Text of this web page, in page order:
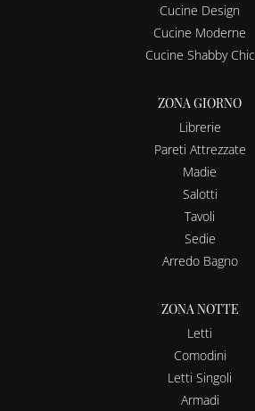
Cucine Design
Cucine Moderne
Cucine Shabby Chic
ZONA GIORNO
Librerie
Pareti Attrezzate
Madie
Salotti
Tavoli
Sedie
Arredo Bagno
ZONA NOTTE
Letti
Comodini
Letti Singoli
Armadi